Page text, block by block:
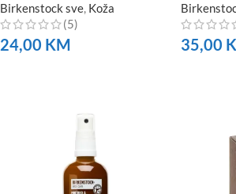
Birkenstock sve, Koža
(5)
24,00 KM 35,00